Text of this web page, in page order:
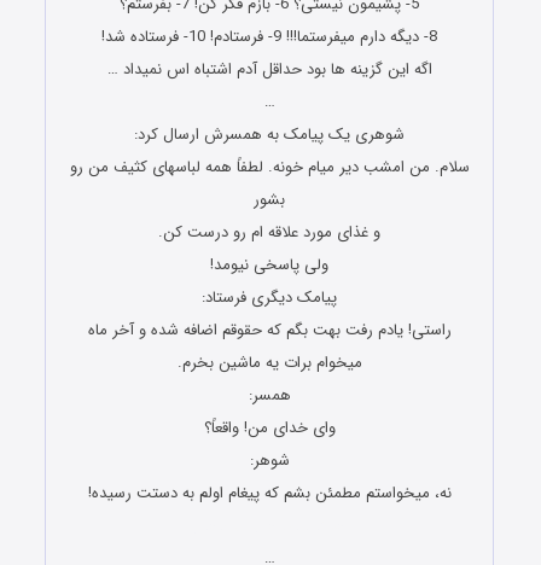
8- دیگه دارم میفرستما!!! 9- فرستادم! 10- فرستاده شد!
اگه این گزینه ها بود حداقل آدم اشتباه اس نمیداد …
…
ﺷﻮﻫﺮﯼ ﯾﮏ ﭘﯿﺎﻣﮏ ﺑﻪ ﻫﻤﺴﺮﺵ ﺍﺭﺳﺎﻝ ﮐﺮﺩ:
ﺳﻼﻡ. ﻣﻦ ﺍﻣﺸﺐ ﺩﯾﺮ ﻣﯿﺎﻡ ﺧﻮﻧﻪ. ﻟﻄﻔﺎً ﻫﻤﻪ ﻟﺒﺎﺳﻬﺎﯼ ﮐﺜﯿﻒ ﻣﻦ ﺭﻭ
ﺑﺸﻮﺭ
ﻭ ﻏﺬﺍﯼ ﻣﻮﺭﺩ ﻋﻼﻗﻪ ﺍﻡ ﺭﻭ ﺩﺭﺳﺖ ﮐﻦ.
ﻭﻟﯽ ﭘﺎﺳﺨﯽ ﻧﯿﻮﻣﺪ!
ﭘﯿﺎﻣﮏ ﺩﯾﮕﺮﯼ ﻓﺮﺳﺘﺎﺩ:
ﺭﺍﺳﺘﯽ! ﯾﺎﺩﻡ ﺭﻓﺖ ﺑﻬﺖ ﺑﮕﻢ ﮐﻪ ﺣﻘﻮﻗﻢ ﺍﺿﺎﻓﻪ ﺷﺪﻩ ﻭ ﺁﺧﺮ ﻣﺎﻩ
ﻣﯿﺨﻮﺍﻡ ﺑﺮﺍﺕ ﯾﻪ ﻣﺎﺷﯿﻦ ﺑﺨﺮﻡ.
ﻫﻤﺴﺮ:
ﻭﺍﯼ ﺧﺪﺍﯼ ﻣﻦ! ﻭﺍﻗﻌﺎً؟
ﺷﻮﻫﺮ:
ﻧﻪ، ﻣﯿﺨﻮﺍﺳﺘﻢ ﻣﻄﻤﺌﻦ ﺑﺸﻢ ﮐﻪ ﭘﯿﻐﺎﻡ ﺍﻭﻟﻢ ﺑﻪ ﺩﺳﺘﺖ ﺭﺳﯿﺪﻩ!
…